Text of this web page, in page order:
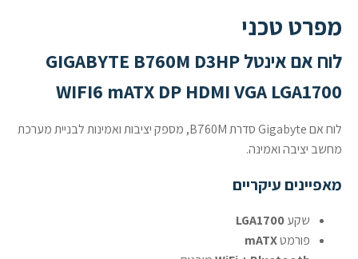
מפרט טכני
לוח אם אינטל GIGABYTE B760M D3HP
WIFI6 mATX DP HDMI VGA LGA1700
לוח אם Gigabyte סדרת B760M, מספק יציבות ואמינות לבניית מערכת
מחשב יציבה ואמינה.
מאפיינים עיקריים
שקעLGA1700
פורמטmATX